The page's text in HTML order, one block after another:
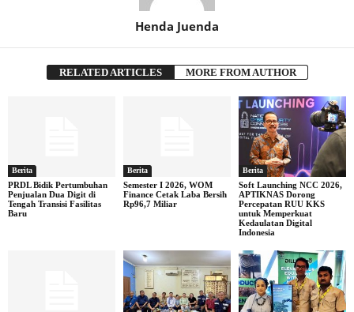
Henda Juenda
RELATED ARTICLES MORE FROM AUTHOR
Berita
PRDL Bidik Pertumbuhan
Penjualan Dua Digit di
Tengah Transisi Fasilitas
Baru
Berita
Semester I 2026, WOM
Finance Cetak Laba Bersih
Rp96,7 Miliar
Berita
Soft Launching NCC 2026,
APTIKNAS Dorong
Percepatan RUU KKS
untuk Memperkuat
Kedaulatan Digital
Indonesia